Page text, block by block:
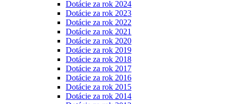
Dotácie za rok 2024
Dotácie za rok 2023
Dotácie za rok 2022
Dotácie za rok 2021
Dotácie za rok 2020
Dotácie za rok 2019
Dotácie za rok 2018
Dotácie za rok 2017
Dotácie za rok 2016
Dotácie za rok 2015
Dotácie za rok 2014